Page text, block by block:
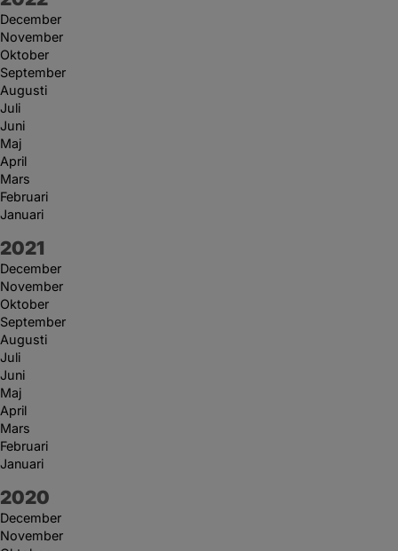
December
November
Oktober
September
Augusti
Juli
Juni
Maj
April
Mars
Februari
Januari
År:
2021
December
November
Oktober
September
Augusti
Juli
Juni
Maj
April
Mars
Februari
Januari
År:
2020
December
November